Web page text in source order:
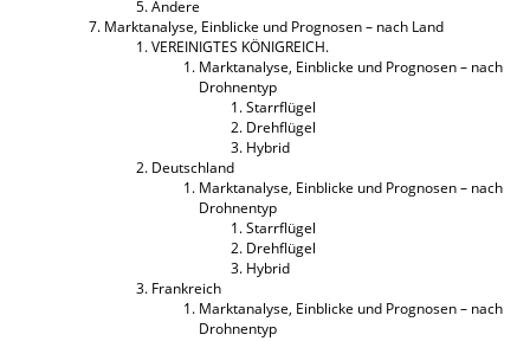
Andere
Marktanalyse, Einblicke und Prognosen – nach Land
VEREINIGTES KÖNIGREICH.
Marktanalyse, Einblicke und Prognosen – nach
Drohnentyp
Starrflügel
Drehflügel
Hybrid
Deutschland
Marktanalyse, Einblicke und Prognosen – nach
Drohnentyp
Starrflügel
Drehflügel
Hybrid
Frankreich
Marktanalyse, Einblicke und Prognosen – nach
Drohnentyp